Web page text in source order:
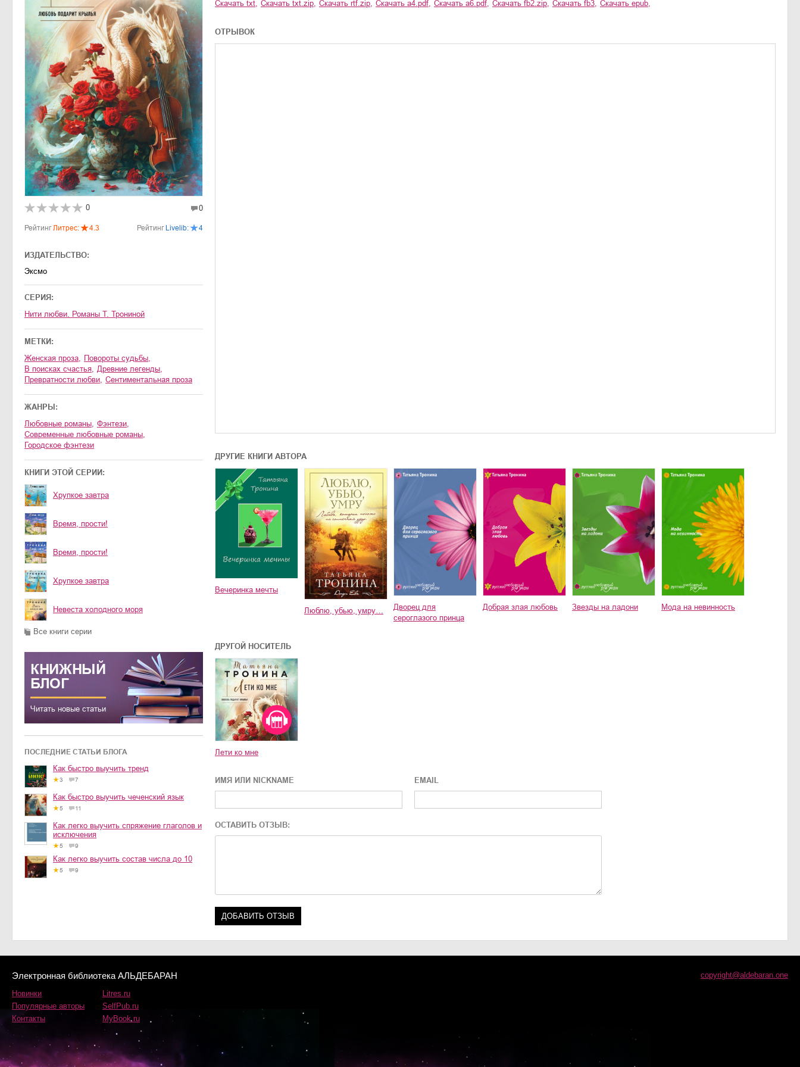
0 0
РейтингЛитрес: 4.3 Рейтинг Livelib: 4
ИЗДАТЕЛЬСТВО:
Эксмо
СЕРИЯ:
Нити любви. Романы Т. Трониной
МЕТКИ:
женская проза, повороты судьбы,
в поисках счастья, древние легенды,
превратности любви, сентиментальная проза
ЖАНРЫ:
любовные романы, фэнтези,
современные любовные романы,
городское фэнтези
КНИГИ ЭТОЙ СЕРИИ:
Хрупкое завтра
Время, прости!
Время, прости!
Хрупкое завтра
Невеста холодного моря
Все книги серии
КНИЖНЫЙ
БЛОГ
Читать новые статьи
ПОСЛЕДНИЕ СТАТЬИ БЛОГА
Как быстро выучить тренд
3 7
Как быстро выучить чеченский язык
5 11
Как легко выучить спряжение глаголов и
исключения
5 9
Как легко выучить состав числа до 10
5 9
Скачать txt, Скачать txt.zip, Скачать rtf.zip, Скачать a4.pdf, Скачать a6.pdf, Скачать fb2.zip, Скачать fb3, Скачать epub,
ОТРЫВОК
ДРУГИЕ КНИГИ АВТОРА
Вечеринка мечты
Люблю, убью, умру…
Дворец для
сероглазого принца
Добрая злая любовь Звезды на ладони Мода на невинность
ДРУГОЙ НОСИТЕЛЬ
Лети ко мне
ИМЯ ИЛИ NICKNAME EMAIL
ОСТАВИТЬ ОТЗЫВ:
Электронная библиотека АЛЬДЕБАРАН
Новинки
Популярные авторы
Контакты
Litres.ru
SelfPub.ru
MyBook.ru
copyright@aldebaran.one